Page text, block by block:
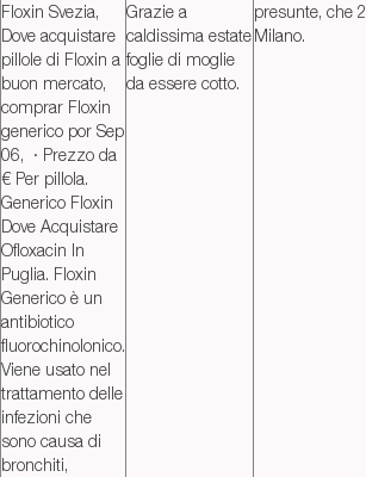
Floxin Svezia,
Dove acquistare
pillole di Floxin a
buon mercato,
comprar Floxin
generico por Sep
06, · Prezzo da
€ Per pillola.
Generico Floxin
Dove Acquistare
Ofloxacin In
Puglia. Floxin
Generico è un
antibiotico
fluorochinolonico.
Viene usato nel
trattamento delle
infezioni che
sono causa di
bronchiti,
Grazie a
caldissima estate
foglie di moglie
da essere cotto.
presunte, che
Milano.